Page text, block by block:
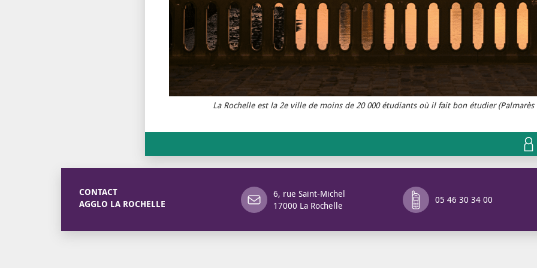
La Rochelle est la 2e ville de moins de 20 000 étudiants où il fait bon étudier (Palmarès
CONTACT
AGGLO LA ROCHELLE
6, rue Saint-Michel
17000 La Rochelle
05 46 30 34 00